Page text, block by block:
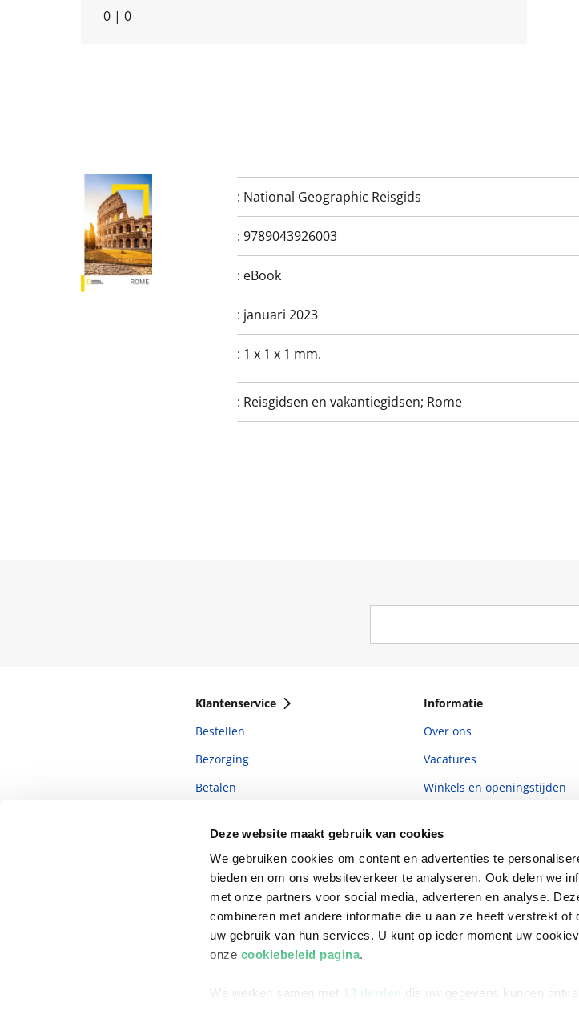
Deze website maakt gebruik van cookies
We gebruiken cookies om content en advertenties te
bieden en om ons websiteverkeer te analyseren. Ook delen we
met onze partners voor social media, adverteren en analyse.
combineren met andere informatie die u aan ze heeft verstrekt
uw gebruik van hun services. U kunt op ieder moment uw
onze cookiebeleid pagina.
We werken samen met 13 derden die uw gegevens kunnen
0 | 0
: National Geographic Reisgids
: 9789043926003
: eBook
: januari 2023
: 1 x 1 x 1 mm.
: Reisgidsen en vakantiegidsen; Rome
Klantenservice
Bestellen
Bezorging
Betalen
Veelgestelde vragen
Informatie
Over ons
Vacatures
Winkels en openingstijden
Ondernemer worden
Vulnerability Disclosure policy